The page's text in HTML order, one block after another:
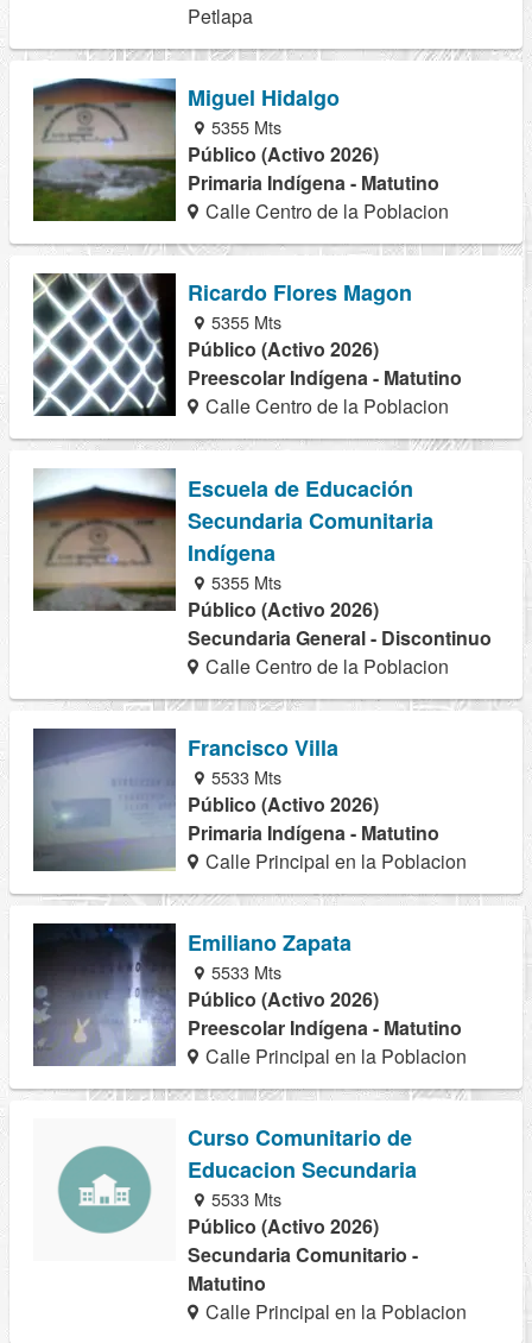
Petlapa
Miguel Hidalgo
5355 Mts
Público (Activo 2026)
Primaria Indígena - Matutino
Calle Centro de la Poblacion
Ricardo Flores Magon
5355 Mts
Público (Activo 2026)
Preescolar Indígena - Matutino
Calle Centro de la Poblacion
Escuela de Educación
Secundaria Comunitaria
Indígena
5355 Mts
Público (Activo 2026)
Secundaria General - Discontinuo
Calle Centro de la Poblacion
Francisco Villa
5533 Mts
Público (Activo 2026)
Primaria Indígena - Matutino
Calle Principal en la Poblacion
Emiliano Zapata
5533 Mts
Público (Activo 2026)
Preescolar Indígena - Matutino
Calle Principal en la Poblacion
Curso Comunitario de
Educacion Secundaria
5533 Mts
Público (Activo 2026)
Secundaria Comunitario -
Matutino
Calle Principal en la Poblacion